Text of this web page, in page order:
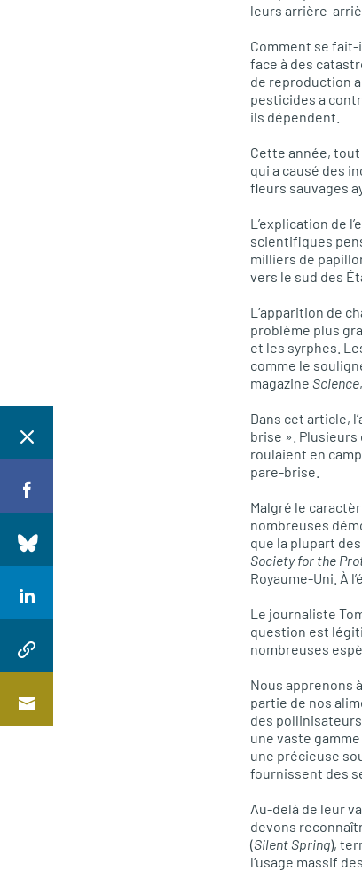
leurs arrière-
Comment se fait-
face à des
de reproduction
pesticides a
ils dépendent.
Cette année, tout
qui a causé des
fleurs sauvages
L’explication de
scientifiques
milliers de
vers le sud des
L’apparition de
problème plus
et les syrphes.
comme le
magazine Science
Dans cet article,
brise ». Plusieurs
roulaient en
pare-brise.
Malgré le
nombreuses
que la plupart
Society for the
Royaume-Uni. À
Le journaliste
question est
nombreuses
Nous apprenons
partie de nos
des
une vaste
une précieuse
fournissent des
Au-delà de leur
devons
(Silent Spring),
l’usage massif